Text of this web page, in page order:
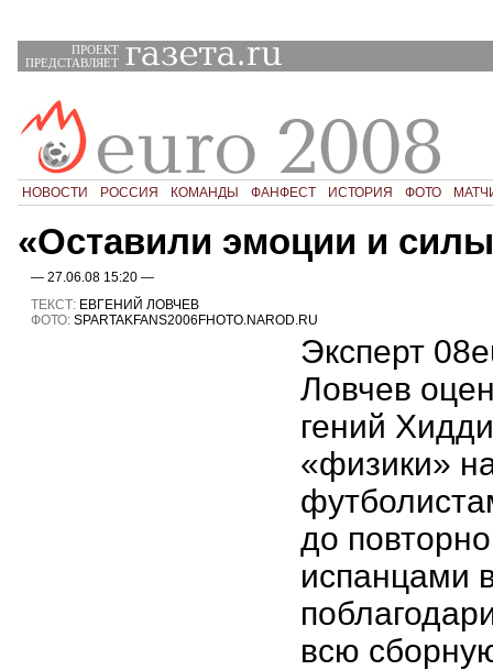
ПРОЕКТ
ПРЕДСТАВЛЯЕТ
НОВОСТИ РОССИЯ КОМАНДЫ ФАНФЕСТ ИСТОРИЯ ФОТО
«Оставили эмоции и
— 27.06.08 15:20 —
ТЕКСТ: ЕВГЕНИЙ ЛОВЧЕВ
ФОТО: SPARTAKFANS2006FHOTO.NAROD.RU
Эксперт
Ловчев
гений
«физики»
до
испанцами
всю